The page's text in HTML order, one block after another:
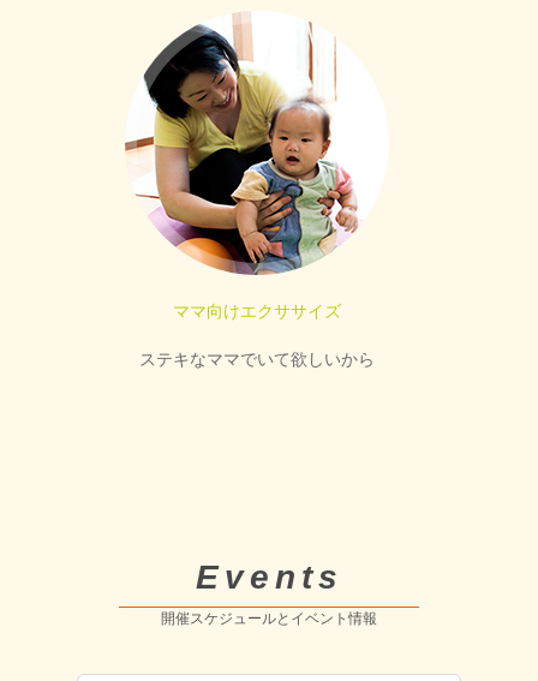
ママ向けエクササイズ
ステキなママでいて欲しいから
Events
開催スケジュールとイベント情報